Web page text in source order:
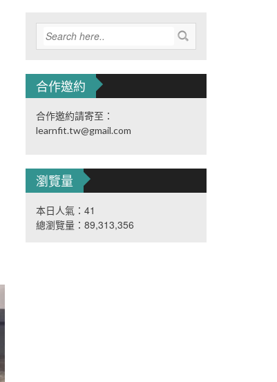
合作邀約
合作邀約請寄至：
learnfit.tw@gmail.com
瀏覽量
本日人氣：41
總瀏覽量：89,313,356